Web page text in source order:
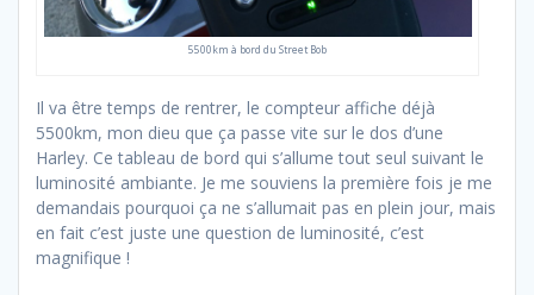
5500km à bord du Street Bob
Il va être temps de rentrer, le compteur affiche déjà
5500km, mon dieu que ça passe vite sur le dos d’une
Harley. Ce tableau de bord qui s’allume tout seul suivant le
luminosité ambiante. Je me souviens la première fois je me
demandais pourquoi ça ne s’allumait pas en plein jour, mais
en fait c’est juste une question de luminosité, c’est
magnifique !